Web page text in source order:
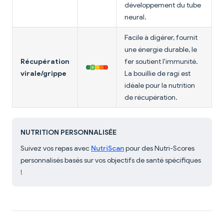
développement du tube
neural.
Récupération
virale/grippe
Facile à digérer, fournit
une énergie durable, le
fer soutient l'immunité.
La bouillie de ragi est
idéale pour la nutrition
de récupération.
NUTRITION PERSONNALISÉE
Suivez vos repas avec NutriScanpour des Nutri-Scores
personnalisés basés sur vos objectifs de santé spécifiques
!